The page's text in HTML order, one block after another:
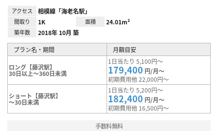
アクセス 相模線「海老名駅」
間取り 1K 面積 24.01m²
築年数 2018年 10月 築
プラン名・期間 月額目安
ロング【藤沢駅】
30日以上～360日未満
1日当たり 5,100円～
179,400 円/月～
初期費用他 22,000円～
ショート【藤沢駅】
～30日未満
1日当たり 5,200円～
182,400 円/月～
初期費用他 16,500円～
手数料無料